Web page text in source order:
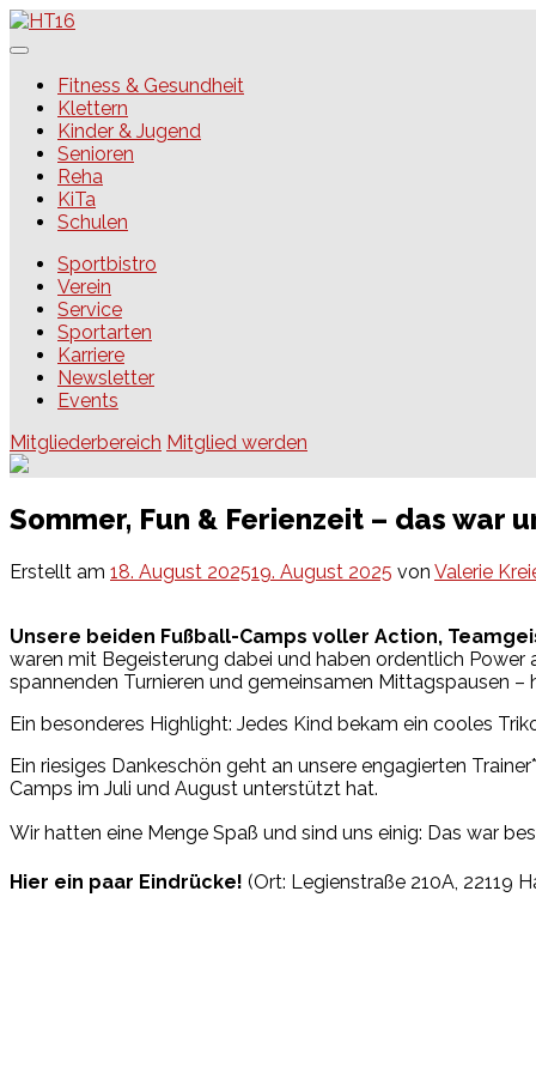
Skip
to
HT16Fitness & Gesundheit
Klettern
Kinder & Jugend
Senioren
Reha
KiTa
Schulen
Sportbistro
Verein
Service
Sportarten
Karriere
Newsletter
Events
Mitgliederbereich Mitglied werden
Sommer, Fun & Ferienzeit – das war
Erstellt am 18. August 202519. August 2025 von Valerie
Unsere beiden Fußball-Camps voller Action,
waren mit Begeisterung dabei und haben ordentlich Power
spannenden Turnieren und gemeinsamen Mittagspausen –
Ein besonderes Highlight: Jedes Kind bekam ein cooles
Ein riesiges Dankeschön geht an unsere engagierten
Camps im Juli und August unterstützt hat.
Wir hatten eine Menge Spaß und sind uns einig: Das war
Hier ein paar Eindrücke! (Ort: Legienstraße 210A, 22119